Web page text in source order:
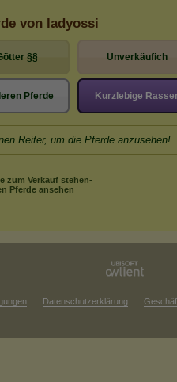
von ladyossi
§§ Unverkäufich
Pferde Kurzlebige
Reiter, um die Pferde anzusehen!
zum Verkauf stehen-
Pferde ansehen
Datenschutzerklärung